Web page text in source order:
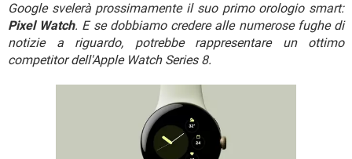
HARDWARE
TIKTOK FACEBOOK
HARDWARE
iOS WINDOWS 10
INSTAGRAM WHATSAPP
TIKTOK FACEBOOK
INTRATTENIMENTO ANDROID
iOS WINDOWS 10
FACEBOOK
Google svelerà prossimamente il suo primo orologio smart:
Pixel Watch. E se dobbiamo credere alle numerose fughe di
notizie a riguardo, potrebbe rappresentare un ottimo
competitor dell'Apple Watch Series 8.